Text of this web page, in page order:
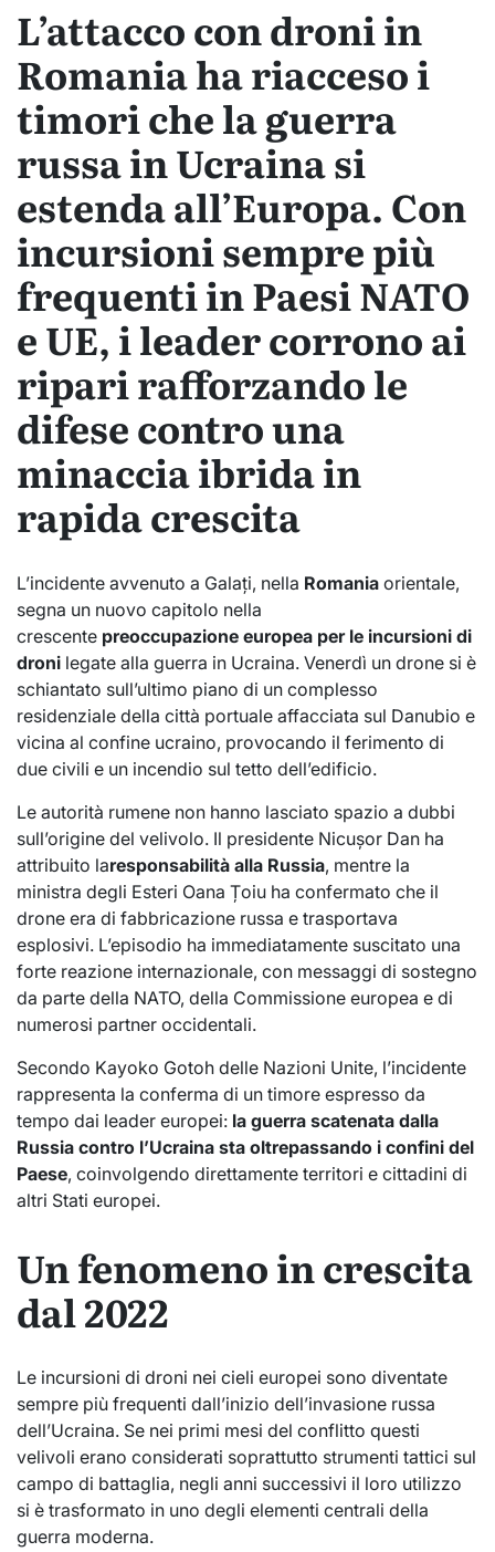
L’attacco con droni in
Romania ha riacceso i
timori che la guerra
russa in Ucraina si
estenda all’Europa. Con
incursioni sempre più
frequenti in Paesi NATO
e UE, i leader corrono ai
ripari rafforzando le
difese contro una
minaccia ibrida in
rapida crescita
L’incidente avvenuto a Galați, nella Romania orientale,
segna un nuovo capitolo nella
crescente preoccupazione europea per le incursioni di
droni legate alla guerra in Ucraina. Venerdì un drone si è
schiantato sull’ultimo piano di un complesso
residenziale della città portuale affacciata sul Danubio e
vicina al confine ucraino, provocando il ferimento di
due civili e un incendio sul tetto dell’edificio.
Le autorità rumene non hanno lasciato spazio a dubbi
sull’origine del velivolo. Il presidente Nicușor Dan ha
attribuito laresponsabilità alla Russia, mentre la
ministra degli Esteri Oana Țoiu ha confermato che il
drone era di fabbricazione russa e trasportava
esplosivi. L’episodio ha immediatamente suscitato una
forte reazione internazionale, con messaggi di sostegno
da parte della NATO, della Commissione europea e di
numerosi partner occidentali.
Secondo Kayoko Gotoh delle Nazioni Unite, l’incidente
rappresenta la conferma di un timore espresso da
tempo dai leader europei: la guerra scatenata dalla
Russia contro l’Ucraina sta oltrepassando i confini del
Paese, coinvolgendo direttamente territori e cittadini di
altri Stati europei.
Un fenomeno in crescita
dal 2022
Le incursioni di droni nei cieli europei sono diventate
sempre più frequenti dall’inizio dell’invasione russa
dell’Ucraina. Se nei primi mesi del conflitto questi
velivoli erano considerati soprattutto strumenti tattici sul
campo di battaglia, negli anni successivi il loro utilizzo
si è trasformato in uno degli elementi centrali della
guerra moderna.